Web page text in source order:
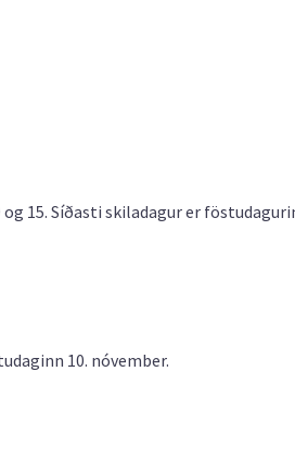
15. Síðasti skiladagur er
10. nóvember.